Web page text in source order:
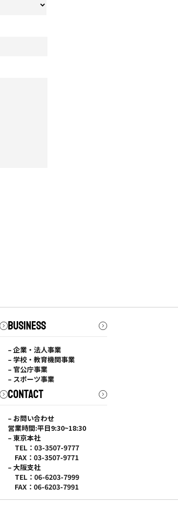
BUSINESS
– 企業・法人事業
– 学校・教育機関事業
– 官公庁事業
– スポーツ事業
CONTACT
– お問い合わせ
営業時間:平日9:30~18:30
– 東京本社
TEL：03-3507-9777
FAX：03-3507-9771
– 大阪支社
TEL：06-6203-7999
FAX：06-6203-7991